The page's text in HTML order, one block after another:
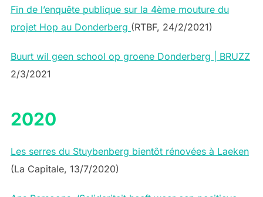
Fin de l’enquête publique sur la 4ème mouture du
projet Hop au Donderberg (RTBF, 24/2/2021)
Buurt wil geen school op groene Donderberg | BRUZZ
2/3/2021
2020
Les serres du Stuybenberg bientôt rénovées à Laeken
(La Capitale, 13/7/2020)